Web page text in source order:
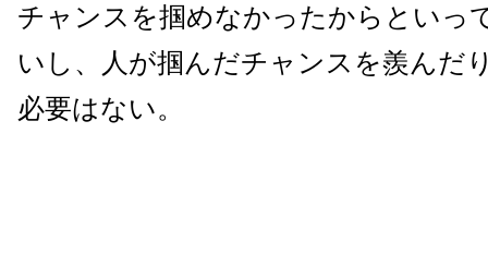
チャンスを掴めなかったからといっ
いし、人が掴んだチャンスを羨んだ
必要はない。